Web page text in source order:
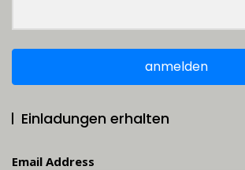
anmelden
Einladungen erhalten
Email Address